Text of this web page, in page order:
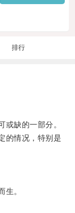
排行
缺的一部分。
情况，特别是
。